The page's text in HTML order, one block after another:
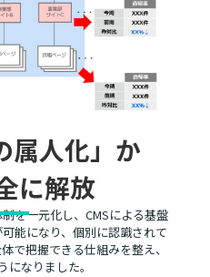
属人化」か
に解放
を一元化し、CMSによる基盤
能になり、個別に認識されて
で把握できる仕組みを整え、
なりました。